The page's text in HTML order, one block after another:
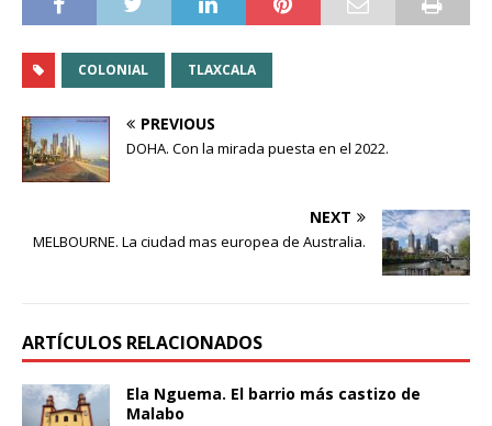
COLONIAL TLAXCALA
PREVIOUS
DOHA. Con la mirada puesta en el 2022.
NEXT
MELBOURNE. La ciudad mas europea de Australia.
ARTÍCULOS RELACIONADOS
Ela Nguema. El barrio más castizo de
Malabo